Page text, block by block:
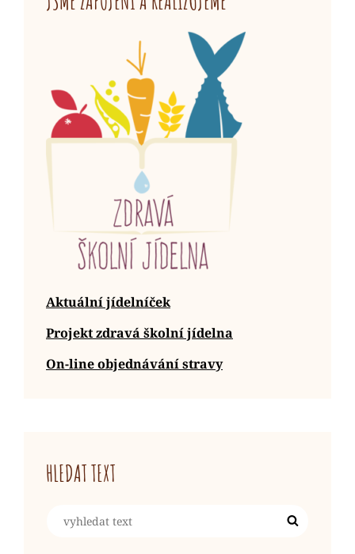
Aktuální jídelníček
Projekt zdravá školní jídelna
On-line objednávání stravy
HLEDAT TEXT
Search
for: